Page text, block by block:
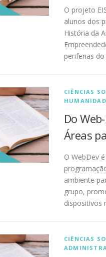
O projeto
alunos dos
História da
periferias
CIÊNCIAS
Do
Áreas
O WebDev
ambiente
grupo,
dispositivos
CIÊNCIAS